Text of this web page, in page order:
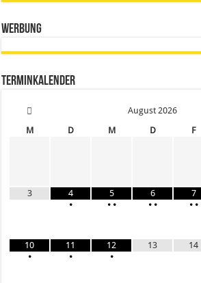
Werbung
Terminkalender
August 2026
M
D M D F
3
4
•
5
• •
6
• •
7
• •
10
•
11
•
12
•
13 14